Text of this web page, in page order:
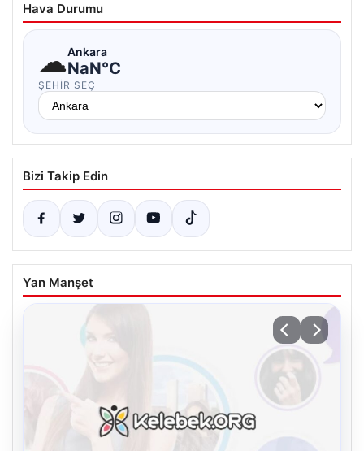
Hava Durumu
☁Ankara
NaN°C
ŞEHIR SEÇ
Bizi Takip Edin
Yan Manşet